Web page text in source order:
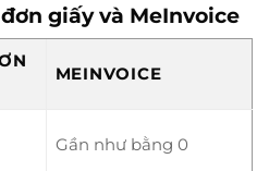
giấy và MeInvoice
MEINVOICE
Gần như bằng 0